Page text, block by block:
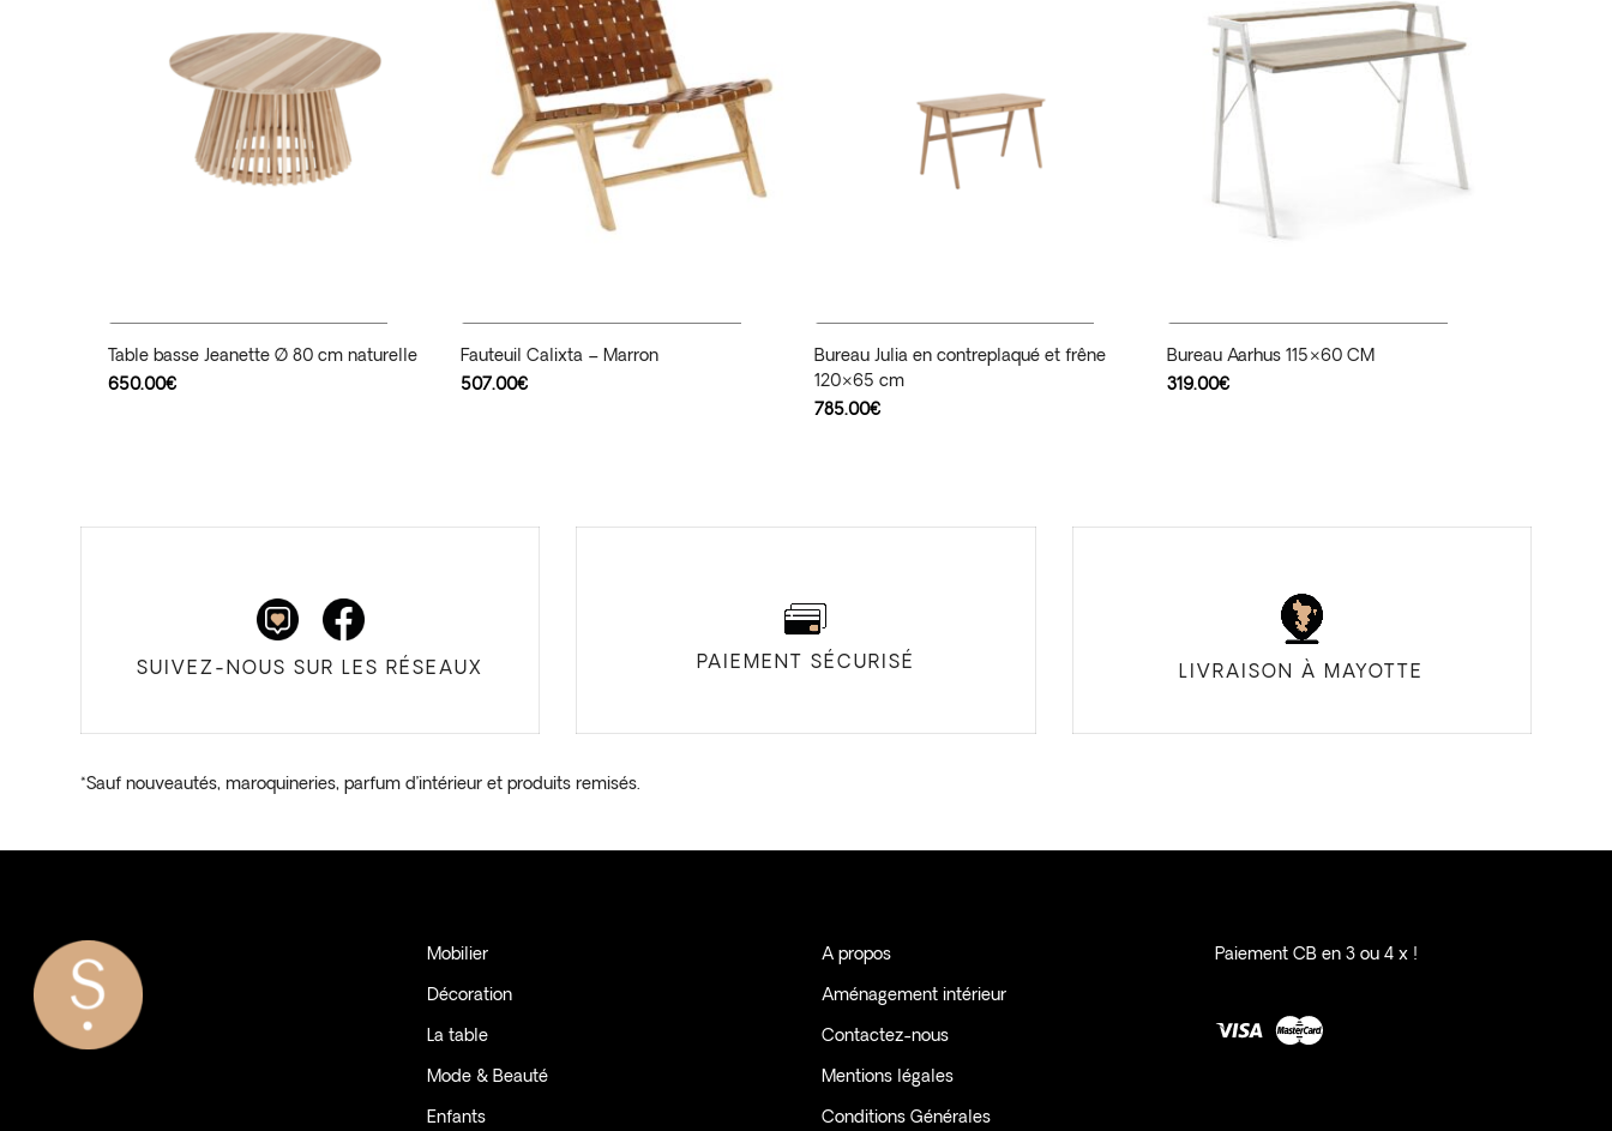
Ajouter Au Panier
Table basse Jeanette Ø 80 cm naturelle
650.00€
Ajouter Au Panier
Fauteuil Calixta – Marron
507.00€
Ajouter Au Panier
Bureau Julia en contreplaqué et frêne
120×65 cm
785.00€
Ajouter Au Panier
Bureau Aarhus 115×60 CM
319.00€
SUIVEZ-NOUS SUR LES RÉSEAUX PAIEMENT SÉCURISÉ
LIVRAISON À MAYOTTE
*Sauf nouveautés, maroquineries, parfum d’intérieur et produits remisés.
Mobilier
Décoration
La table
Mode & Beauté
Enfants
A propos
Aménagement intérieur
Contactez-nous
Mentions légales
Conditions Générales
Paiement CB en 3 ou 4 x !